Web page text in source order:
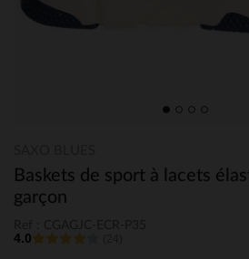
Baskets de sport à lacets
garçon
4.0